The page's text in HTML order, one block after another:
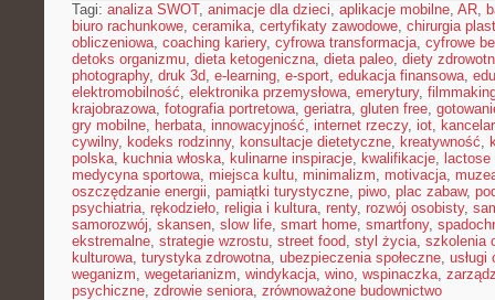
Tagi: analiza SWOT, animacje dla dzieci, aplikacje mobilne, AR,
biuro rachunkowe, ceramika, certyfikaty zawodowe, chirurgia
obliczeniowa, coaching kariery, cyfrowa transformacja, cyfrowe
detoks organizmu, dieta ketogeniczna, dieta paleo, diety
photography, druk 3d, e-learning, e-sport, edukacja finansowa,
elektromobilność, elektronika przemysłowa, emerytury,
krajobrazowa, fotografia portretowa, geriatra, gluten free,
gry mobilne, herbata, innowacyjność, internet rzeczy, iot,
cywilny, kodeks rodzinny, konsultacje dietetyczne, kreatywność,
polska, kuchnia włoska, kulinarne inspiracje, kwalifikacje, lactose
medycyna sportowa, miejsca kultu, minimalizm, motivacja,
oszczędzanie energii, pamiątki turystyczne, piwo, plac zabaw,
psychiatria, rękodzieło, religia i kultura, renty, rozwój osobisty,
samorozwój, skansen, slow life, smart home, smartfony,
ekstremalne, strategie wzrostu, street food, styl życia, szkolenia
kulturowa, turystyka zdrowotna, ubezpieczenia społeczne, usługi
weganizm, wegetarianizm, windykacja, wino, wspinaczka,
psychiczne, zdrowie seniora, zrównoważone budownictwo